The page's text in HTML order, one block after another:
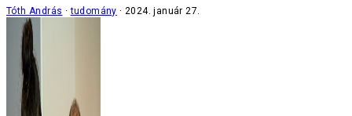
Tóth András tudomány 2024. január 27.